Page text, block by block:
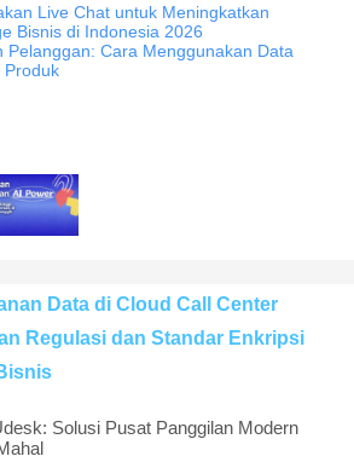
Live Chat untuk Meningkatkan
Bisnis di Indonesia 2026
Pelanggan: Cara Menggunakan Data
Produk
Data di Cloud Call Center
Regulasi dan Standar Enkripsi
Solusi Pusat Panggilan Modern